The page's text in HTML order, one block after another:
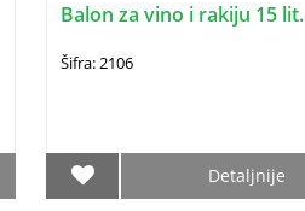
Balon za vino i rakiju 15 lit.
Šifra: 2106
Detaljnije